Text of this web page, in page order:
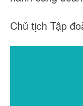
Chủ tịch Tập